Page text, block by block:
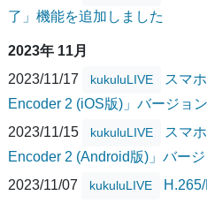
了」機能を追加しました
2023年 11月
2023/11/17
kukuluLIVE
スマ
Encoder 2 (iOS版)」バージョ
2023/11/15
kukuluLIVE
スマ
Encoder 2 (Android版)」バー
2023/11/07
kukuluLIVE